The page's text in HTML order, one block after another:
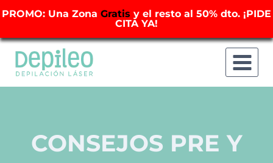
PROMO: Una Zona Gratis y el resto al 50% dto. ¡PIDE
CITA YA!
Saltar
contenido
CONSEJOS PRE Y